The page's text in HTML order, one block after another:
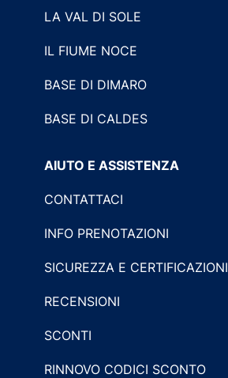
LA VAL DI SOLE
IL FIUME NOCE
BASE DI DIMARO
BASE DI CALDES
AIUTO E ASSISTENZA
CONTATTACI
INFO PRENOTAZIONI
SICUREZZA E CERTIFICAZIONI
RECENSIONI
SCONTI
RINNOVO CODICI SCONTO